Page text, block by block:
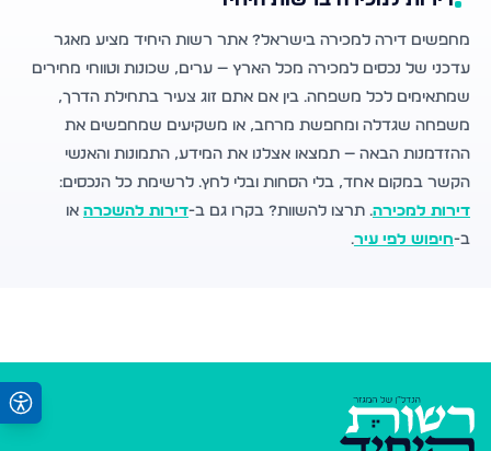
מחפשים דירה למכירה בישראל? אתר רשות היחיד מציע מאגר
עדכני של נכסים למכירה מכל הארץ — ערים, שכונות וטווחי מחירים
שמתאימים לכל משפחה. בין אם אתם זוג צעיר בתחילת הדרך,
משפחה שגדלה ומחפשת מרחב, או משקיעים שמחפשים את
ההזדמנות הבאה — תמצאו אצלנו את המידע, התמונות והאנשי
הקשר במקום אחד, בלי הסחות ובלי לחץ. לרשימת כל הנכסים:
דירות למכירה. תרצו להשוות? בקרו גם ב-דירות להשכרה או
ב-חיפוש לפי עיר.